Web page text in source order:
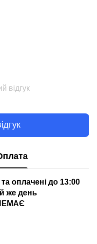
відгук
оплачені до 13:00
же день